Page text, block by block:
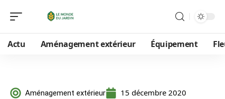
Actu Aménagement extérieur Équipement
Aménagement extérieur 15 décembre 2020